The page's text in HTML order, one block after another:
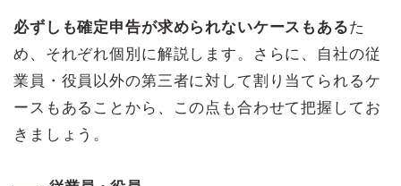
必ずしも確定申告が求められないケースもあるた
め、それぞれ個別に解説します。さらに、自社の従
業員・役員以外の第三者に対して割り当てられるケ
ースもあることから、この点も合わせて把握してお
きましょう。